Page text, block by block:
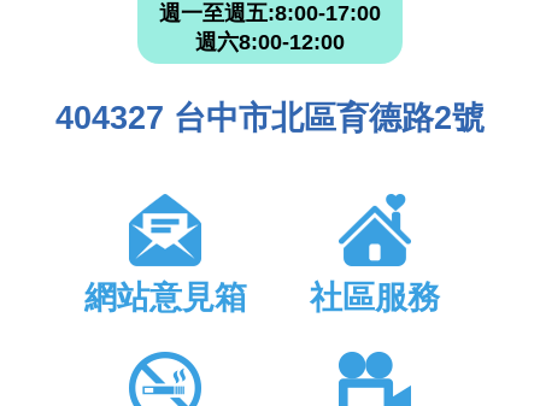
週一至週五:8:00-17:00
週六8:00-12:00
404327 台中市北區育德路2號
網站意見箱 社區服務